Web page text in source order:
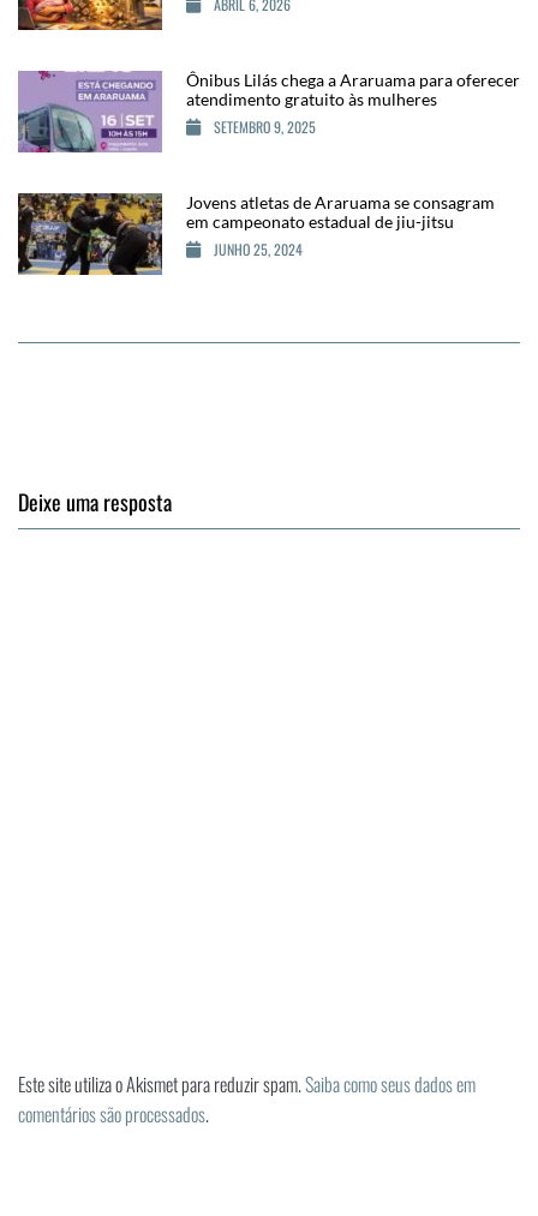
Ônibus Lilás chega a Araruama para oferecer
atendimento gratuito às mulheres
SETEMBRO 9, 2025
Jovens atletas de Araruama se consagram
em campeonato estadual de jiu-jitsu
JUNHO 25, 2024
Deixe uma resposta
Este site utiliza o Akismet para reduzir spam.Saiba como seus dados em
comentários são processados.